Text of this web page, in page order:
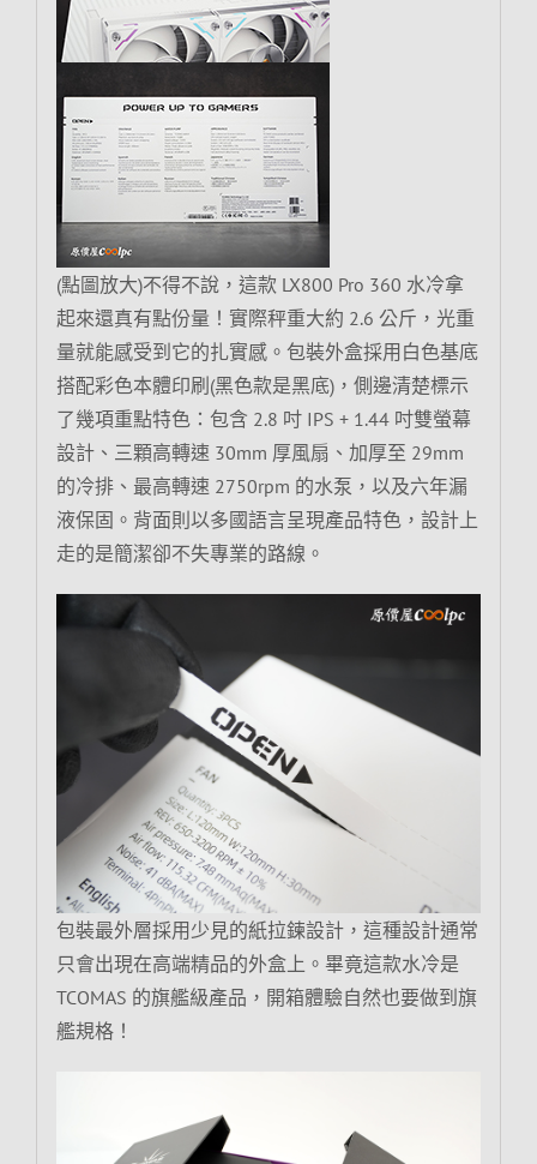
(點圖放大)不得不說，這款 LX800 Pro 360 水冷拿
起來還真有點份量！實際秤重大約 2.6 公斤，光重
量就能感受到它的扎實感。包裝外盒採用白色基底
搭配彩色本體印刷(黑色款是黑底)，側邊清楚標示
了幾項重點特色：包含 2.8 吋 IPS + 1.44 吋雙螢幕
設計、三顆高轉速 30mm 厚風扇、加厚至 29mm
的冷排、最高轉速 2750rpm 的水泵，以及六年漏
液保固。背面則以多國語言呈現產品特色，設計上
走的是簡潔卻不失專業的路線。
包裝最外層採用少見的紙拉鍊設計，這種設計通常
只會出現在高端精品的外盒上。畢竟這款水冷是
TCOMAS 的旗艦級產品，開箱體驗自然也要做到旗
艦規格！